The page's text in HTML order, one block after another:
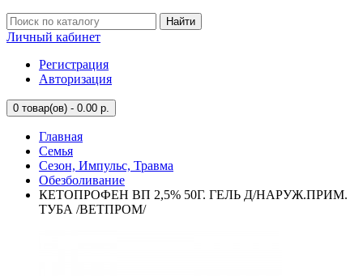
Найти
Личный кабинет
Регистрация
Авторизация
0 товар(ов) - 0.00 р.
Главная
Семья
Сезон, Импульс, Травма
Обезболивание
КЕТОПРОФЕН ВП 2,5% 50Г. ГЕЛЬ Д/НАРУЖ.ПРИМ.
ТУБА /ВЕТПРОМ/